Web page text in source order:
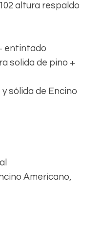
altura respaldo
entintado
solida de pino +
sólida de Encino
Americano,